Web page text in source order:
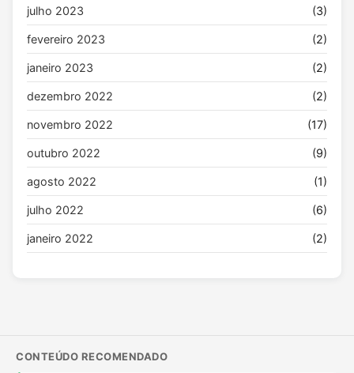
julho 2023 (3)
fevereiro 2023 (2)
janeiro 2023 (2)
dezembro 2022 (2)
novembro 2022 (17)
outubro 2022 (9)
agosto 2022 (1)
julho 2022 (6)
janeiro 2022 (2)
CONTEÚDO RECOMENDADO